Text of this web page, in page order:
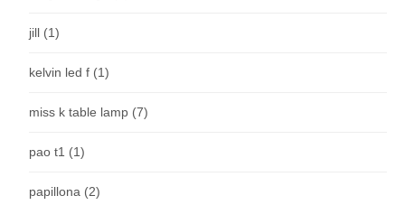
jill (1)
kelvin led f (1)
miss k table lamp (7)
pao t1 (1)
papillona (2)